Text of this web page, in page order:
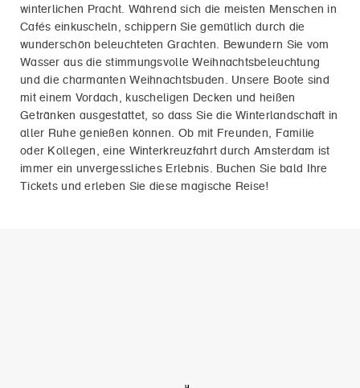
winterlichen Pracht. Während sich die meisten Menschen in
Cafés einkuscheln, schippern Sie gemütlich durch die
wunderschön beleuchteten Grachten. Bewundern Sie vom
Wasser aus die stimmungsvolle Weihnachtsbeleuchtung
und die charmanten Weihnachtsbuden. Unsere Boote sind
mit einem Vordach, kuscheligen Decken und heißen
Getränken ausgestattet, so dass Sie die Winterlandschaft in
aller Ruhe genießen können. Ob mit Freunden, Familie
oder Kollegen, eine Winterkreuzfahrt durch Amsterdam ist
immer ein unvergessliches Erlebnis. Buchen Sie bald Ihre
Tickets und erleben Sie diese magische Reise!